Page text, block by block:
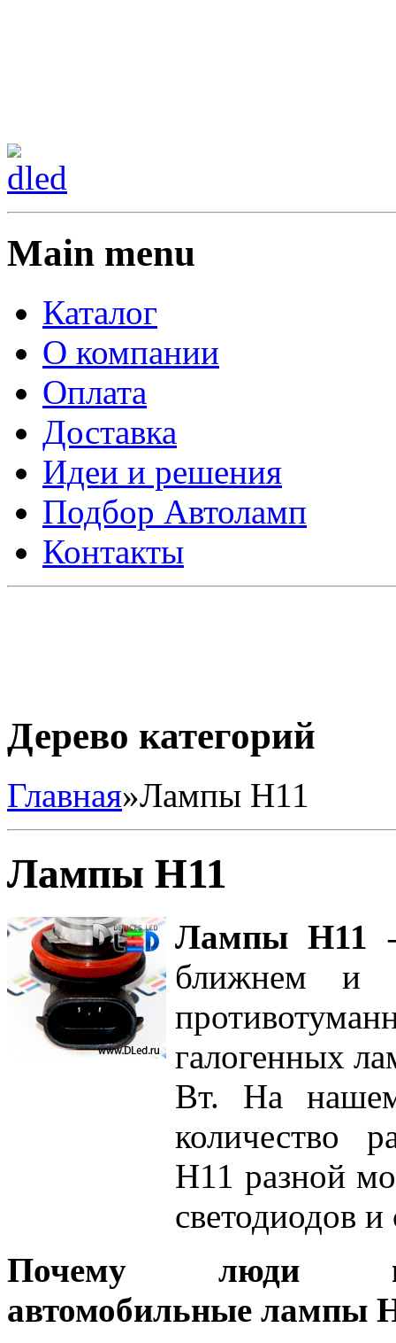
Main menu
Каталог
О компании
Оплата
Доставка
Идеи и решения
Подбор Автоламп
Контакты
Дерево категорий
Главная»Лампы H11
Лампы H11
Лампы H11
ближнем и
галогенных
Вт. На
количество
H11 разной
светодиодов
Почему люди
автомобильные лампы